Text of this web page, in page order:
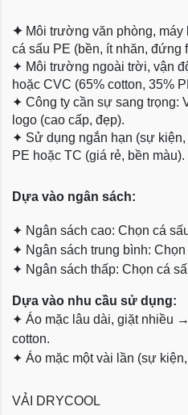
✦ Môi trường văn phòng,
cá sấu PE (bền, ít nhăn, đứng
✦ Môi trường ngoài trời, vận
hoặc CVC (65% cotton, 35%
✦ Công ty cần sự sang trọng:
logo (cao cấp, đẹp).
✦ Sử dụng ngắn hạn (sự
PE hoặc TC (giá rẻ, bền màu).
Dựa vào ngân sách:
✦ Ngân sách cao: Chọn cá
✦ Ngân sách trung bình:
✦ Ngân sách thấp: Chọn cá
Dựa vào nhu cầu sử dụng:
✦ Áo mặc lâu dài, giặt nhiều
cotton.
✦ Áo mặc một vài lần (sự
VẢI DRYCOOL